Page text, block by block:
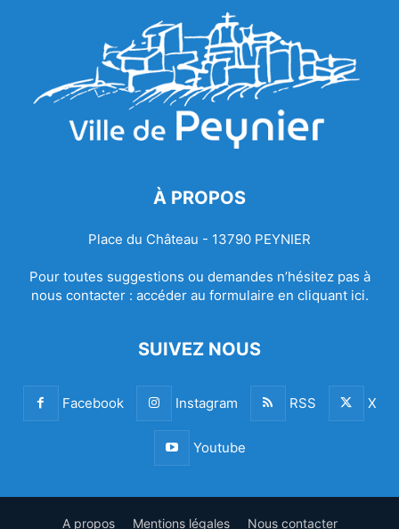
À PROPOS
Place du Château - 13790 PEYNIER
Pour toutes suggestions ou demandes n’hésitez pas à
nous contacter : accéder au formulaire en cliquant ici.
SUIVEZ NOUS
Facebook Instagram RSS X
Youtube
A propos Mentions légales Nous contacter